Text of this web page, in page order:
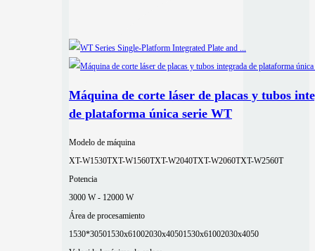
Máquina de corte láser de placas y tubos
de plataforma única serie WT
Modelo de máquina
XT-W1530TXT-W1560TXT-W2040TXT-W2060TXT-W2560T
Potencia
3000 W - 12000 W
Área de procesamiento
1530*30501530x61002030x40501530x61002030x4050